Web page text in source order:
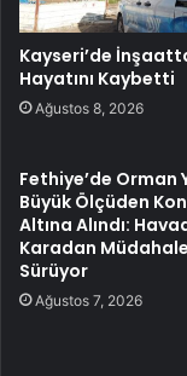
Kayseri’de
Hayatını Kaybetti
Ağustos 8, 2026
Fethiye’de Orman
Büyük Ölçüden
Altına Alındı:
Karadan Müdahale
Sürüyor
Ağustos 7, 2026